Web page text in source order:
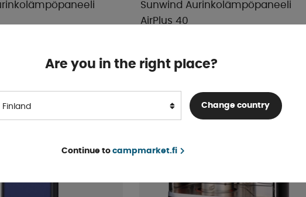
Sunwind Aurinkolämpöpaneeli
AirPlus 40
Are you in the right place?
Finland Change country
Continue to campmarket.fi